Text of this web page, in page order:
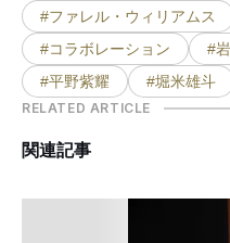
#ファレル・ウィリアムス
#コラボレーション
#
#平野紫耀
#堀米雄斗
RELATED ARTICLE
関連記事